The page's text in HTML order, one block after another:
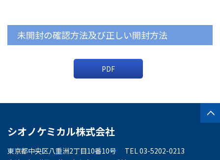
未開封の確認方法及び正しい開封方法
PDF
シオノケミカル株式会社
東京都中央区八重洲2丁目10番10号 TEL 03-5202-0213